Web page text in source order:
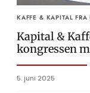
KAFFE & KAPITAL
Kapital &
kongressen
5. juni 2025